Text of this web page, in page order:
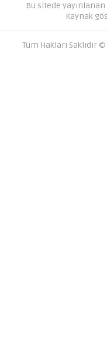
Bu sitede
Kaynak
Tüm Hakları Saklıdır